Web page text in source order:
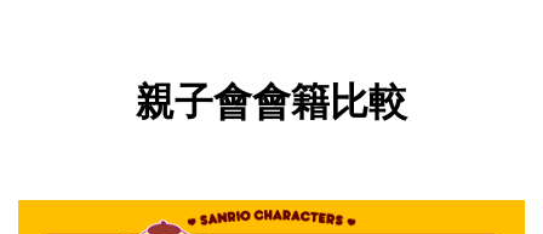
親子會會籍比較